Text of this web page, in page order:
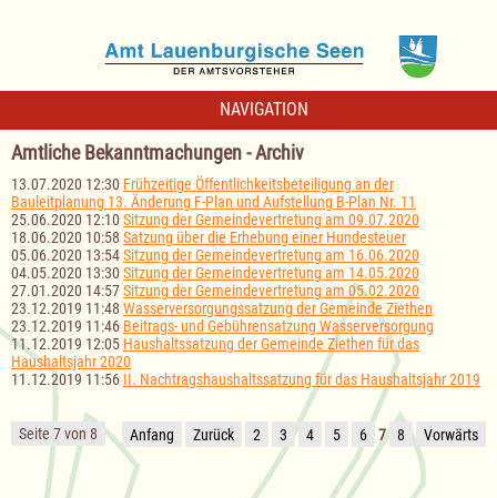
NAVIGATION
Amtliche Bekanntmachungen - Archiv
13.07.2020 12:30 Frühzeitige Öffentlichkeitsbeteiligung an der
Bauleitplanung 13. Änderung F-Plan und Aufstellung B-Plan Nr. 11
25.06.2020 12:10 Sitzung der Gemeindevertretung am 09.07.2020
18.06.2020 10:58 Satzung über die Erhebung einer Hundesteuer
05.06.2020 13:54Sitzung der Gemeindevertretung am 16.06.2020
04.05.2020 13:30 Sitzung der Gemeindevertretung am 14.05.2020
27.01.2020 14:57Sitzung der Gemeindevertretung am 05.02.2020
23.12.2019 11:48 Wasserversorgungssatzung der Gemeinde Ziethen
23.12.2019 11:46 Beitrags- und Gebührensatzung Wasserversorgung
11.12.2019 12:05 Haushaltssatzung der Gemeinde Ziethen für das
Haushaltsjahr 2020
11.12.2019 11:56 II. Nachtragshaushaltssatzung für das Haushaltsjahr 2019
Seite 7 von 8 Anfang Zurück 2 3 4 5 6 7 8 Vorwärts